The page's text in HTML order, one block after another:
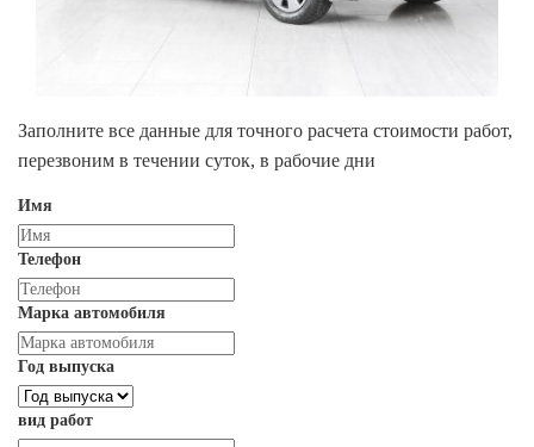
Заполните все данные для точного расчета стоимости работ,
перезвоним в течении суток, в рабочие дни
Имя
Телефон
Марка автомобиля
Год выпуска
вид работ